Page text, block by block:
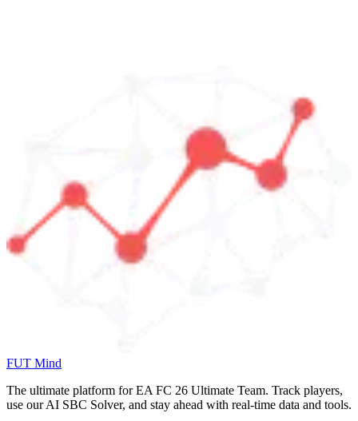
FUT Mind
The ultimate platform for EA FC 26 Ultimate Team. Track players,
use our AI SBC Solver, and stay ahead with real-time data and tools.